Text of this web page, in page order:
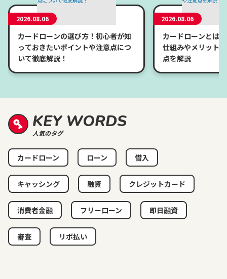
2026.08.06
カードローンの選び方！初心者が知
っておきたいポイントや注意点につ
いて徹底解説！
2026.08.06
カードローンとは
仕組みやメリット
点を解説
KEY WORDS
人気のタグ
カードローン ローン 借入
キャッシング 融資 クレジットカード
消費者金融 フリーローン 即日融資
審査 リボ払い